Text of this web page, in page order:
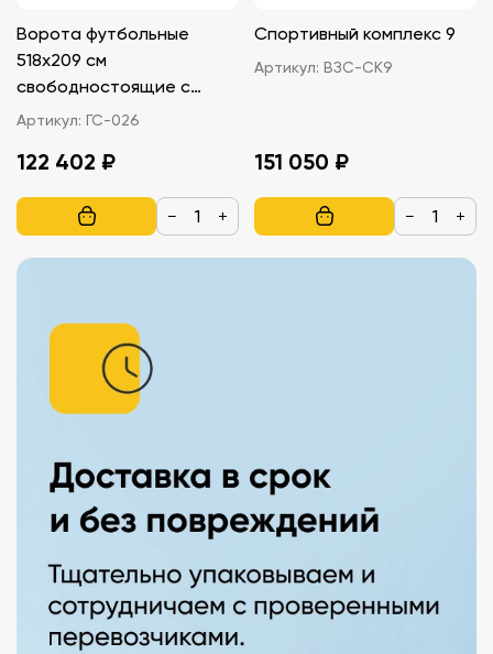
Ворота футбольные
518х209 см
свободностоящие с
креплением к земле
Артикул: ГС-026
122 402 ₽
− +
Спортивный комплекс 9
Артикул: ВЗС-СК9
151 050 ₽
− +